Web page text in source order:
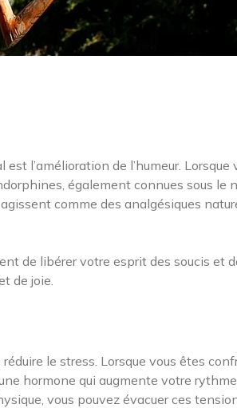
l’amélioration de l’humeur.
également connues sous le
comme des analgésiques
de libérer votre esprit des soucis et
de joie.
le stress. Lorsque vous êtes
hormone qui augmente votre
vous pouvez évacuer ces